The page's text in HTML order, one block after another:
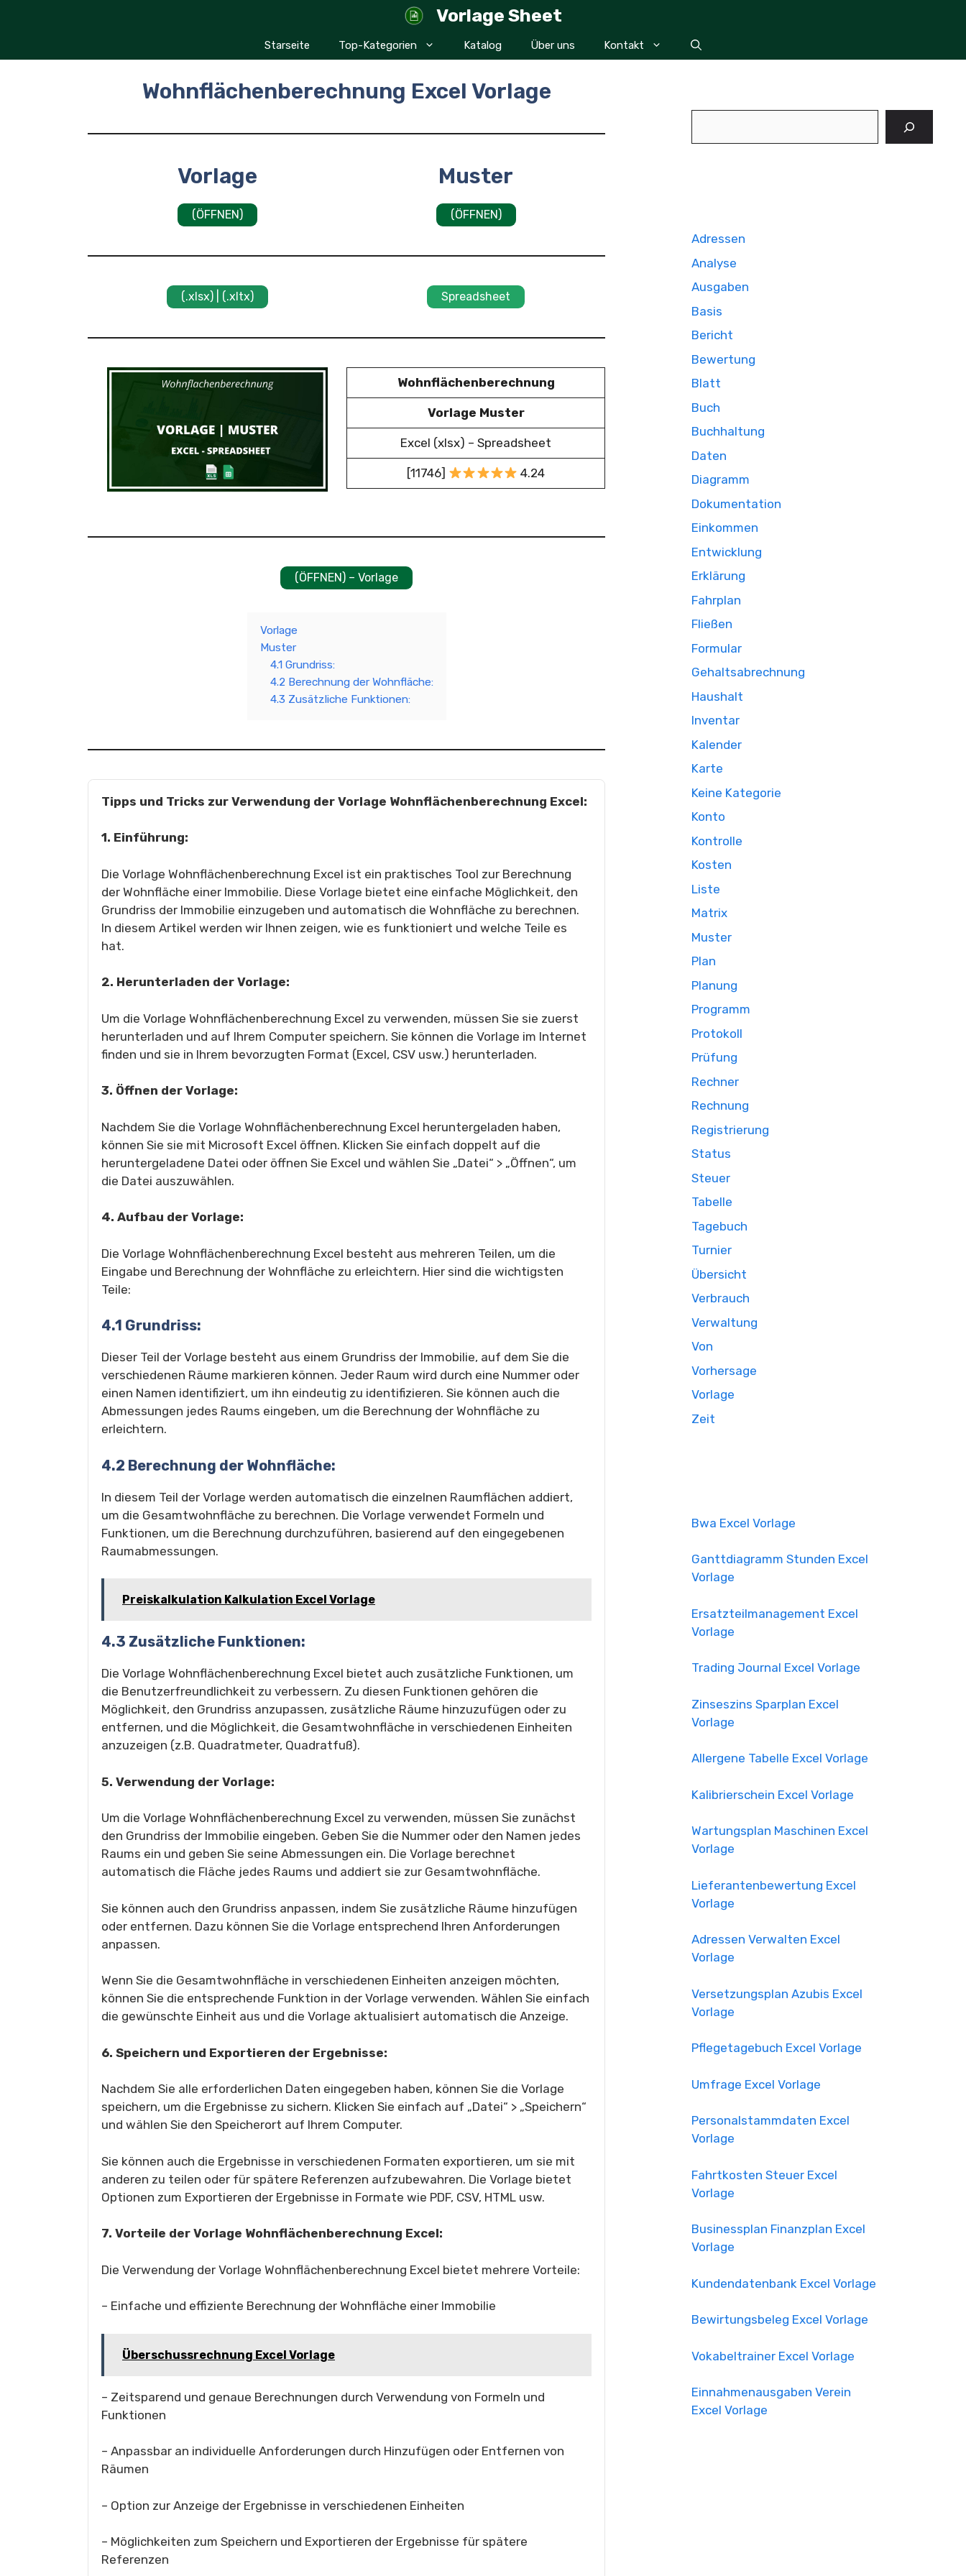
Vorlage Sheet
Starseite Top-Kategorien Katalog Über uns Kontakt
Wohnflächenberechnung Excel Vorlage
Vorlage
(ÖFFNEN)
Muster
(ÖFFNEN)
(.xlsx) | (.xltx) Spreadsheet
Wohnflächenberechnung
Vorlage Muster
Excel (xlsx) – Spreadsheet
[11746] 4.24
(ÖFFNEN) – Vorlage
Vorlage
Muster
4.1 Grundriss:
4.2 Berechnung der Wohnfläche:
4.3 Zusätzliche Funktionen:
Tipps und Tricks zur Verwendung der Vorlage Wohnflächenberechnung Excel:
1. Einführung:
Die Vorlage Wohnflächenberechnung Excel ist ein praktisches Tool zur Berechnung
der Wohnfläche einer Immobilie. Diese Vorlage bietet eine einfache Möglichkeit, den
Grundriss der Immobilie einzugeben und automatisch die Wohnfläche zu berechnen.
In diesem Artikel werden wir Ihnen zeigen, wie es funktioniert und welche Teile es
hat.
2. Herunterladen der Vorlage:
Um die Vorlage Wohnflächenberechnung Excel zu verwenden, müssen Sie sie zuerst
herunterladen und auf Ihrem Computer speichern. Sie können die Vorlage im Internet
finden und sie in Ihrem bevorzugten Format (Excel, CSV usw.) herunterladen.
3. Öffnen der Vorlage:
Nachdem Sie die Vorlage Wohnflächenberechnung Excel heruntergeladen haben,
können Sie sie mit Microsoft Excel öffnen. Klicken Sie einfach doppelt auf die
heruntergeladene Datei oder öffnen Sie Excel und wählen Sie „Datei“ > „Öffnen“, um
die Datei auszuwählen.
4. Aufbau der Vorlage:
Die Vorlage Wohnflächenberechnung Excel besteht aus mehreren Teilen, um die
Eingabe und Berechnung der Wohnfläche zu erleichtern. Hier sind die wichtigsten
Teile:
4.1 Grundriss:
Dieser Teil der Vorlage besteht aus einem Grundriss der Immobilie, auf dem Sie die
verschiedenen Räume markieren können. Jeder Raum wird durch eine Nummer oder
einen Namen identifiziert, um ihn eindeutig zu identifizieren. Sie können auch die
Abmessungen jedes Raums eingeben, um die Berechnung der Wohnfläche zu
erleichtern.
4.2 Berechnung der Wohnfläche:
In diesem Teil der Vorlage werden automatisch die einzelnen Raumflächen addiert,
um die Gesamtwohnfläche zu berechnen. Die Vorlage verwendet Formeln und
Funktionen, um die Berechnung durchzuführen, basierend auf den eingegebenen
Raumabmessungen.
Preiskalkulation Kalkulation Excel Vorlage
4.3 Zusätzliche Funktionen:
Die Vorlage Wohnflächenberechnung Excel bietet auch zusätzliche Funktionen, um
die Benutzerfreundlichkeit zu verbessern. Zu diesen Funktionen gehören die
Möglichkeit, den Grundriss anzupassen, zusätzliche Räume hinzuzufügen oder zu
entfernen, und die Möglichkeit, die Gesamtwohnfläche in verschiedenen Einheiten
anzuzeigen (z.B. Quadratmeter, Quadratfuß).
5. Verwendung der Vorlage:
Um die Vorlage Wohnflächenberechnung Excel zu verwenden, müssen Sie zunächst
den Grundriss der Immobilie eingeben. Geben Sie die Nummer oder den Namen jedes
Raums ein und geben Sie seine Abmessungen ein. Die Vorlage berechnet
automatisch die Fläche jedes Raums und addiert sie zur Gesamtwohnfläche.
Sie können auch den Grundriss anpassen, indem Sie zusätzliche Räume hinzufügen
oder entfernen. Dazu können Sie die Vorlage entsprechend Ihren Anforderungen
anpassen.
Wenn Sie die Gesamtwohnfläche in verschiedenen Einheiten anzeigen möchten,
können Sie die entsprechende Funktion in der Vorlage verwenden. Wählen Sie einfach
die gewünschte Einheit aus und die Vorlage aktualisiert automatisch die Anzeige.
6. Speichern und Exportieren der Ergebnisse:
Nachdem Sie alle erforderlichen Daten eingegeben haben, können Sie die Vorlage
speichern, um die Ergebnisse zu sichern. Klicken Sie einfach auf „Datei“ > „Speichern“
und wählen Sie den Speicherort auf Ihrem Computer.
Sie können auch die Ergebnisse in verschiedenen Formaten exportieren, um sie mit
anderen zu teilen oder für spätere Referenzen aufzubewahren. Die Vorlage bietet
Optionen zum Exportieren der Ergebnisse in Formate wie PDF, CSV, HTML usw.
7. Vorteile der Vorlage Wohnflächenberechnung Excel:
Die Verwendung der Vorlage Wohnflächenberechnung Excel bietet mehrere Vorteile:
– Einfache und effiziente Berechnung der Wohnfläche einer Immobilie
Überschussrechnung Excel Vorlage
– Zeitsparend und genaue Berechnungen durch Verwendung von Formeln und
Funktionen
– Anpassbar an individuelle Anforderungen durch Hinzufügen oder Entfernen von
Räumen
– Option zur Anzeige der Ergebnisse in verschiedenen Einheiten
– Möglichkeiten zum Speichern und Exportieren der Ergebnisse für spätere
Referenzen
Adressen
Analyse
Ausgaben
Basis
Bericht
Bewertung
Blatt
Buch
Buchhaltung
Daten
Diagramm
Dokumentation
Einkommen
Entwicklung
Erklärung
Fahrplan
Fließen
Formular
Gehaltsabrechnung
Haushalt
Inventar
Kalender
Karte
Keine Kategorie
Konto
Kontrolle
Kosten
Liste
Matrix
Muster
Plan
Planung
Programm
Protokoll
Prüfung
Rechner
Rechnung
Registrierung
Status
Steuer
Tabelle
Tagebuch
Turnier
Übersicht
Verbrauch
Verwaltung
Von
Vorhersage
Vorlage
Zeit
Bwa Excel Vorlage
Ganttdiagramm Stunden Excel
Vorlage
Ersatzteilmanagement Excel
Vorlage
Trading Journal Excel Vorlage
Zinseszins Sparplan Excel
Vorlage
Allergene Tabelle Excel Vorlage
Kalibrierschein Excel Vorlage
Wartungsplan Maschinen Excel
Vorlage
Lieferantenbewertung Excel
Vorlage
Adressen Verwalten Excel
Vorlage
Versetzungsplan Azubis Excel
Vorlage
Pflegetagebuch Excel Vorlage
Umfrage Excel Vorlage
Personalstammdaten Excel
Vorlage
Fahrtkosten Steuer Excel
Vorlage
Businessplan Finanzplan Excel
Vorlage
Kundendatenbank Excel Vorlage
Bewirtungsbeleg Excel Vorlage
Vokabeltrainer Excel Vorlage
Einnahmenausgaben Verein
Excel Vorlage